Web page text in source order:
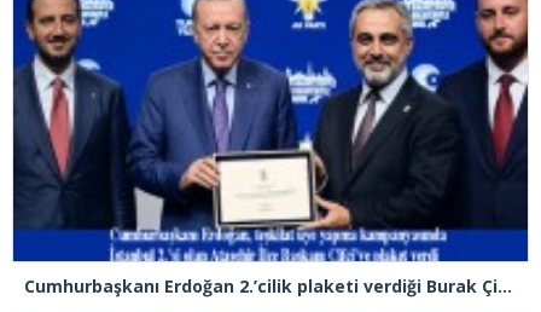
Cumhurbaşkanı Erdoğan 2.’cilik plaketi verdiği Burak Çifci’den Ataşehir seçimlerini kazanma sözünü aldı